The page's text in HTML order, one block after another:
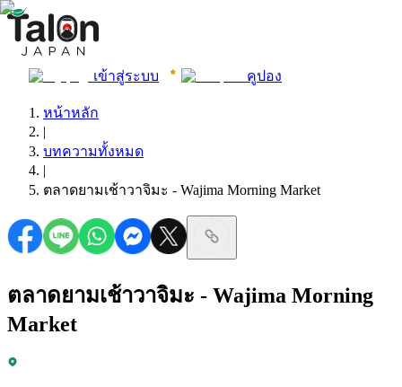
เข้าสู่ระบบ คูปอง
หน้าหลัก
|
บทความทั้งหมด
|
ตลาดยามเช้าวาจิมะ - Wajima Morning Market
ตลาดยามเช้าวาจิมะ - Wajima Morning
Market